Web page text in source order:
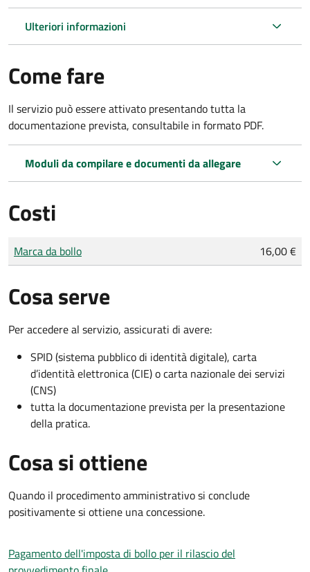
Ulteriori informazioni
Come fare
Il servizio può essere attivato presentando tutta la
documentazione prevista, consultabile in formato PDF.
Moduli da compilare e documenti da allegare
Costi
Tipo di pagamento
Importo
Marca da bollo 16,00 €
Cosa serve
Per accedere al servizio, assicurati di avere:
SPID (sistema pubblico di identità digitale), carta
d’identità elettronica (CIE) o carta nazionale dei servizi
(CNS)
tutta la documentazione prevista per la presentazione
della pratica.
Cosa si ottiene
Quando il procedimento amministrativo si conclude
positivamente si ottiene una concessione.
Pagamento dell'imposta di bollo per il rilascio del